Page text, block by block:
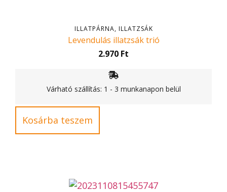
ILLATPÁRNA, ILLATZSÁK
Levendulás illatzsák trió
2.970 Ft
Várható szállítás: 1 - 3 munkanapon belül
Kosárba teszem